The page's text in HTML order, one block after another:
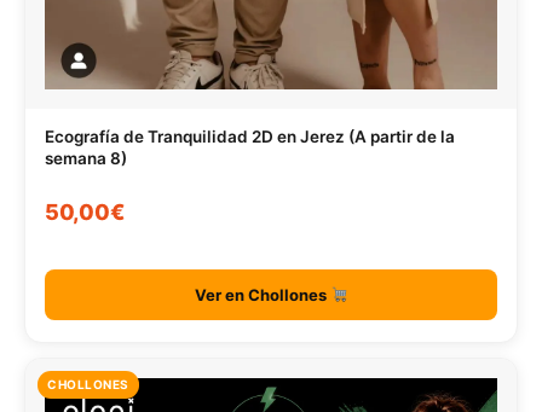
Ecografía de Tranquilidad 2D en Jerez (A partir de la
semana 8)
50,00€
Ver en Chollones
CHOLLONES